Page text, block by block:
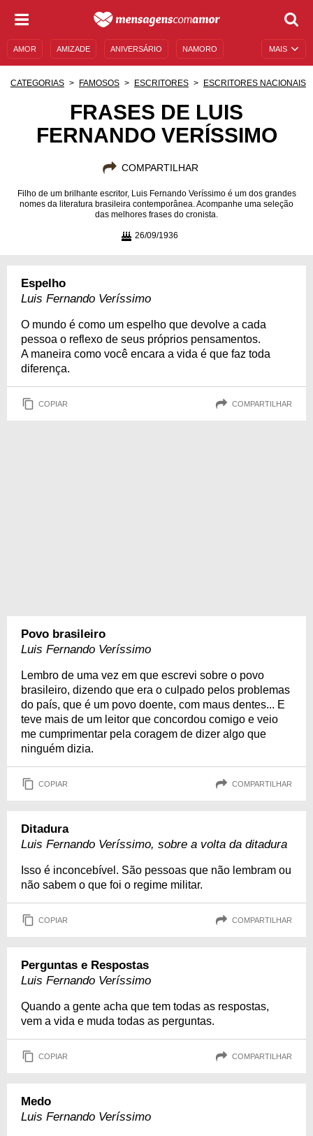
MAIS
AMOR AMIZADE ANIVERSÁRIO NAMORO
MENSAGENS E FRASES MENSAGENS DE ANIVERSÁRIO
CATEGORIAS FAMOSOS ESCRITORES ESCRITORES NACIONAIS
FRASES DE LUIS
FERNANDO VERÍSSIMO
COMPARTILHAR
Filho de um brilhante escritor, Luis Fernando Veríssimo é um dos grandes
nomes da literatura brasileira contemporânea. Acompanhe uma seleção
das melhores frases do cronista.
26/09/1936
Espelho
Luis Fernando Veríssimo
O mundo é como um espelho que devolve a cada
pessoa o reflexo de seus próprios pensamentos.
A maneira como você encara a vida é que faz toda
diferença.
COPIAR COMPARTILHAR
Povo brasileiro
Luis Fernando Veríssimo
Lembro de uma vez em que escrevi sobre o povo
brasileiro, dizendo que era o culpado pelos problemas
do país, que é um povo doente, com maus dentes... E
teve mais de um leitor que concordou comigo e veio
me cumprimentar pela coragem de dizer algo que
ninguém dizia.
COPIAR COMPARTILHAR
Ditadura
Luis Fernando Veríssimo, sobre a volta da ditadura
Isso é inconcebível. São pessoas que não lembram ou
não sabem o que foi o regime militar.
COPIAR COMPARTILHAR
Perguntas e Respostas
Luis Fernando Veríssimo
Quando a gente acha que tem todas as respostas,
vem a vida e muda todas as perguntas.
COPIAR COMPARTILHAR
Medo
Luis Fernando Veríssimo